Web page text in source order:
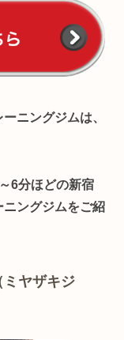
ニングジムは、
6分ほどの新宿
ングジムをご紹
ヤザキジ